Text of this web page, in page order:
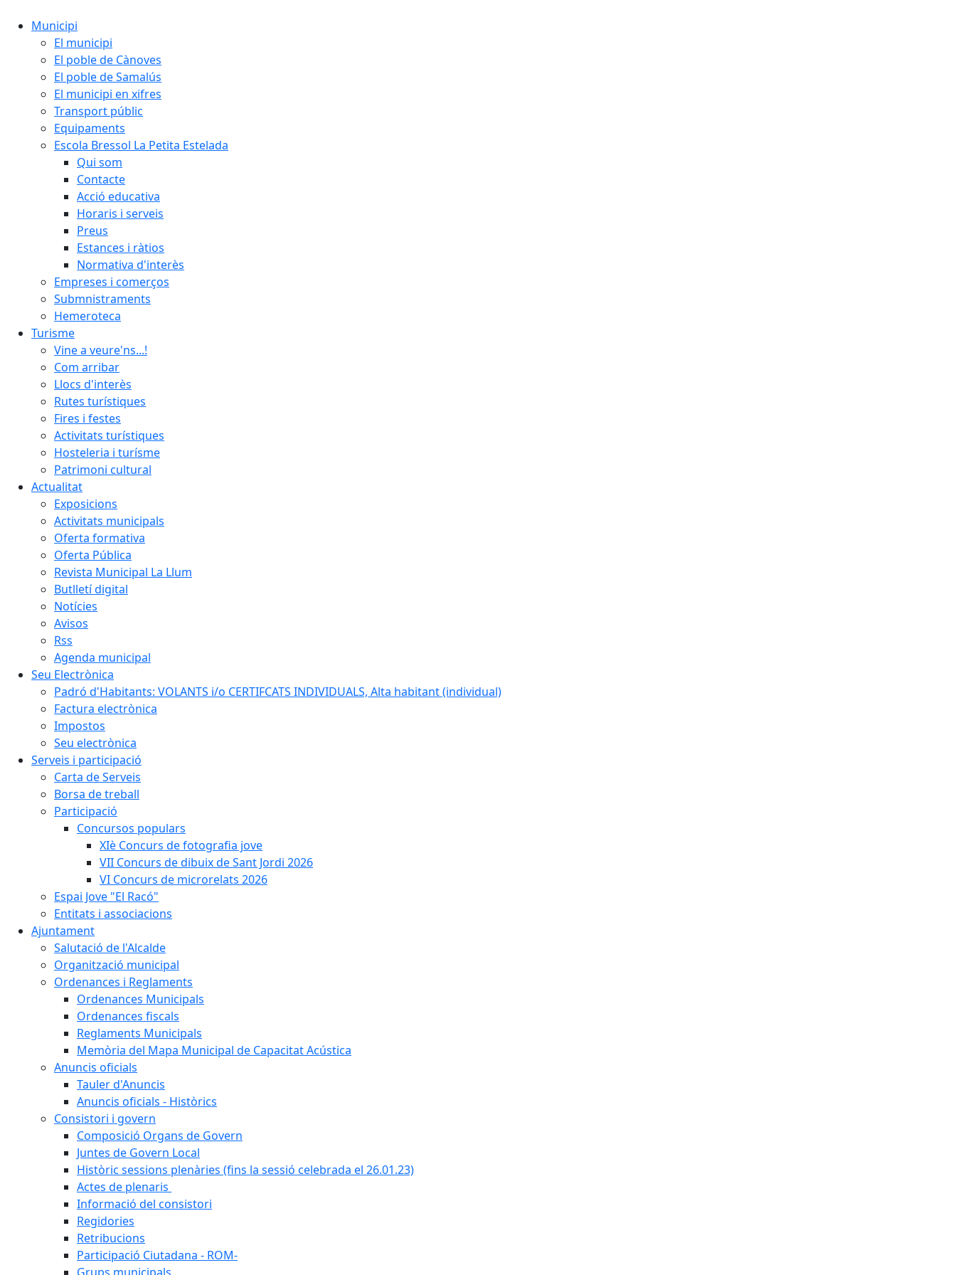
Municipi
El municipi
El poble de Cànoves
El poble de Samalús
El municipi en xifres
Transport públic
Equipaments
Escola Bressol La Petita Estelada
Qui som
Contacte
Acció educativa
Horaris i serveis
Preus
Estances i ràtios
Normativa d'interès
Empreses i comerços
Submnistraments
Hemeroteca
Turisme
Vine a veure'ns...!
Com arribar
Llocs d'interès
Rutes turístiques
Fires i festes
Activitats turístiques
Hosteleria i turísme
Patrimoni cultural
Actualitat
Exposicions
Activitats municipals
Oferta formativa
Oferta Pública
Revista Municipal La Llum
Butlletí digital
Notícies
Avisos
Rss
Agenda municipal
Seu Electrònica
Padró d'Habitants: VOLANTS i/o CERTIFCATS INDIVIDUALS, Alta habitant (individual)
Factura electrònica
Impostos
Seu electrònica
Serveis i participació
Carta de Serveis
Borsa de treball
Participació
Concursos populars
XIè Concurs de fotografia jove
VII Concurs de dibuix de Sant Jordi 2026
VI Concurs de microrelats 2026
Espai Jove "El Racó"
Entitats i associacions
Ajuntament
Salutació de l'Alcalde
Organització municipal
Ordenances i Reglaments
Ordenances Municipals
Ordenances fiscals
Reglaments Municipals
Memòria del Mapa Municipal de Capacitat Acústica
Anuncis oficials
Tauler d'Anuncis
Anuncis oficials - Històrics
Consistori i govern
Composició Organs de Govern
Juntes de Govern Local
Històric sessions plenàries (fins la sessió celebrada el 26.01.23)
Actes de plenaris
Informació del consistori
Regidories
Retribucions
Participació Ciutadana - ROM-